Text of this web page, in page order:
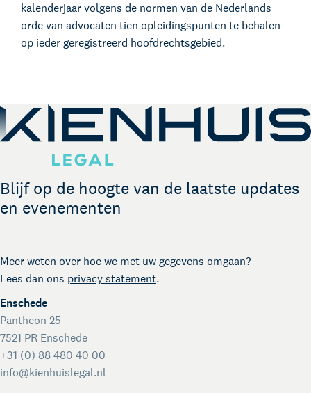
Masterclasses en Events
Over Kienhuis Legal
Uw legal business partner
German desk
Legal business met Duitsland
The Gallery
Legal support voor startups
kalenderjaar volgens de normen van de Nederlands
orde van advocaten tien opleidingspunten te behalen
op ieder geregistreerd hoofdrechtsgebied.
Blijf op de hoogte van de laatste updates
en evenementen
Meer weten over hoe we met uw gegevens omgaan?
Lees dan ons privacy statement.
Enschede
Pantheon 25
7521 PR Enschede
+31 (0) 88 480 40 00
info@kienhuislegal.nl